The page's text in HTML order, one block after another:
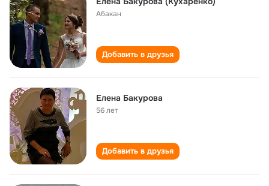
Абакан
Добавить в друзья
Елена Бакурова
56 лет
Добавить в друзья